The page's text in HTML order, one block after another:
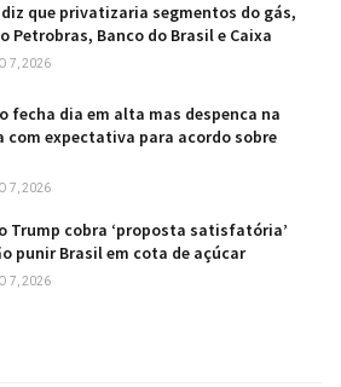
que privatizaria segmentos do gás,
Petrobras, Banco do Brasil e Caixa
7, 2026
fecha dia em alta mas despenca na
com expectativa para acordo sobre
7, 2026
Trump cobra ‘proposta satisfatória’
punir Brasil em cota de açúcar
7, 2026